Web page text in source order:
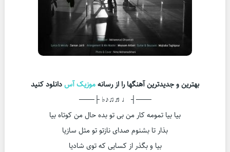
بهترین و جدیدترین آهنگها را از رسانهموزیک آسدانلود کنید
───┤ ♩♬♫♪♭ ├───
بیا بیا تمومه کار من بی تو بده حال من کوتاه بیا
بذار تا بشنوم صدای نازتو تو مثل سازیا
بیا و بگذر از کسایی که توی شادیا